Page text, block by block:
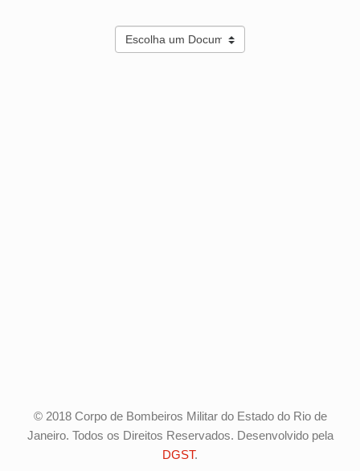
© 2018 Corpo de Bombeiros Militar do Estado do Rio de
Janeiro. Todos os Direitos Reservados. Desenvolvido pela
DGST.